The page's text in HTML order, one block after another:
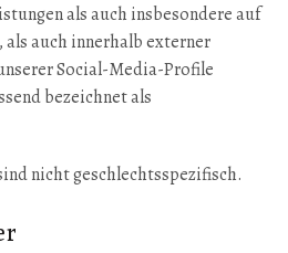
als auch insbesondere auf
auch innerhalb externer
Social-Media-Profile
bezeichnet als
nicht geschlechtsspezifisch.